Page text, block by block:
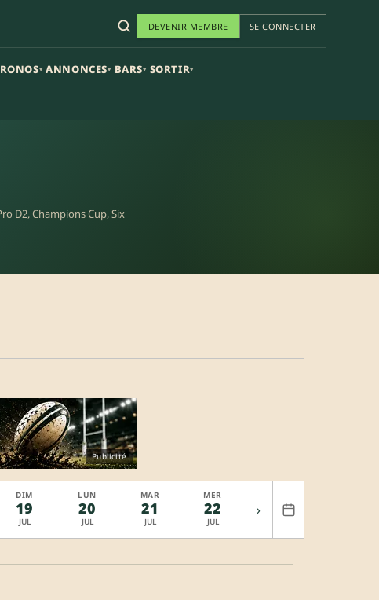
DEVENIR MEMBRE SE CONNECTER
▾ ANNONCES▾ BARS▾ SORTIR▾
D2, Champions Cup, Six
Publicité
DIM
19
JUL
LUN
20
JUL
MAR
21
JUL
MER
22
JUL
›